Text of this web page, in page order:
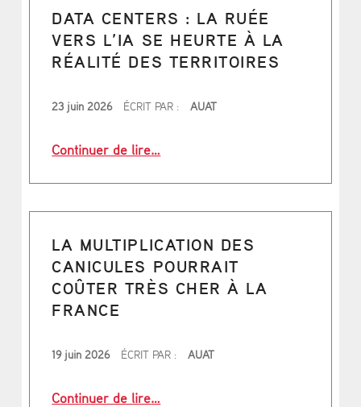
DATA CENTERS : LA RUÉE
VERS L’IA SE HEURTE À LA
RÉALITÉ DES TERRITOIRES
23 juin 2026 ÉCRIT PAR : AUAT
Continuer de lire…
LA MULTIPLICATION DES
CANICULES POURRAIT
COÛTER TRÈS CHER À LA
FRANCE
19 juin 2026 ÉCRIT PAR : AUAT
Continuer de lire…